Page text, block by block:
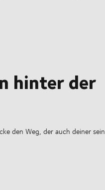
hinter der
den Weg, der auch deiner sein